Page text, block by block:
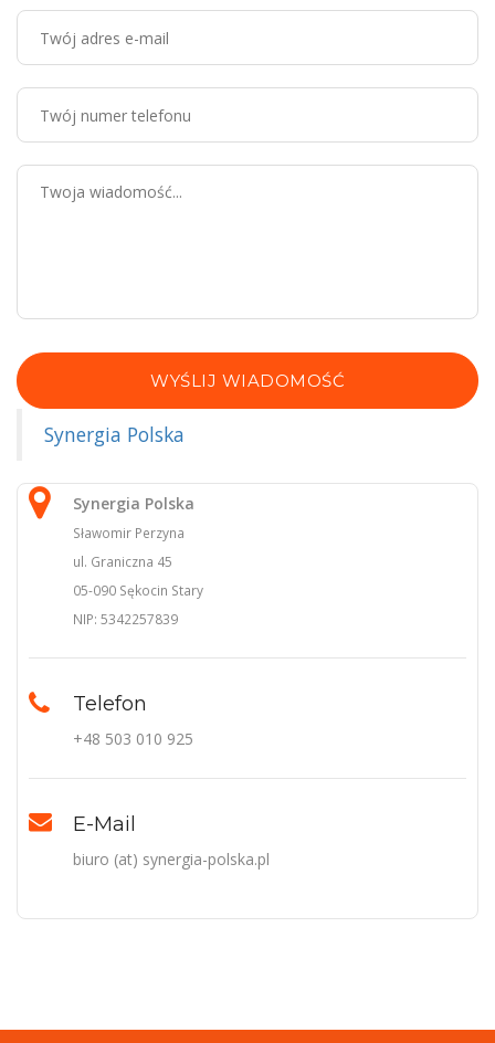
WYŚLIJ WIADOMOŚĆ
Synergia Polska
Synergia Polska
Sławomir Perzyna
ul. Graniczna 45
05-090 Sękocin Stary
NIP: 5342257839
Telefon
+48 503 010 925
E-Mail
biuro (at) synergia-polska.pl